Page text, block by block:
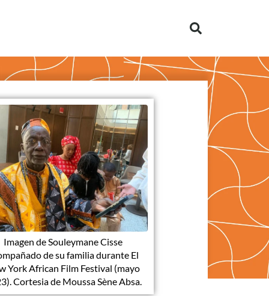
Imagen de Souleymane Cisse
de su familia durante El
York African Film Festival (mayo
Cortesia de Moussa Sène Absa.